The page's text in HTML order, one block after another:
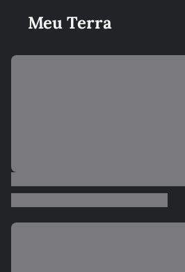
Meu Terra